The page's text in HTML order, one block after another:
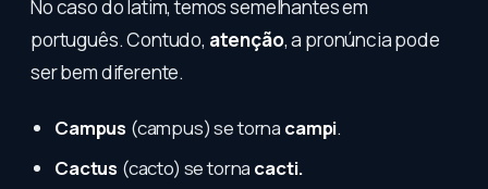
No caso do latim, temos semelhantes em
português. Contudo, atenção, a pronúncia pode
ser bem diferente.
Campus (campus) se torna campi.
Cactus (cacto) se torna cacti.